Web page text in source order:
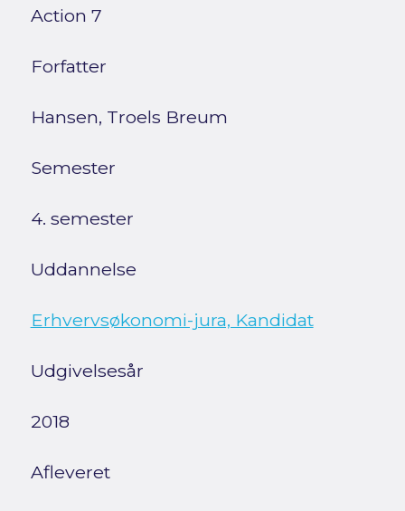
Action 7
Forfatter
Hansen, Troels Breum
Semester
4. semester
Uddannelse
Erhvervsøkonomi-jura, Kandidat
Udgivelsesår
2018
Afleveret